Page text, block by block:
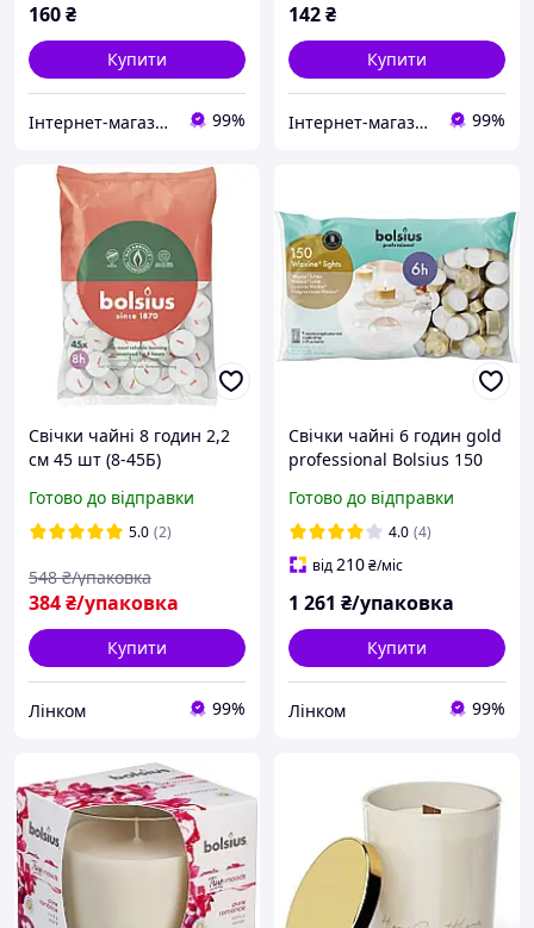
160₴
Купити
Інтернет-магазин Comoda 99%
142₴
Купити
Інтернет-магазин Comoda 99%
Свічки чайні 8 годин 2,2
см 45 шт (8-45Б)
Готово до відправки
5.0 (2)
384₴/упаковка
548 ₴/упаковка
Купити
Лінком 99%
Свічки чайні 6 годин gold
professional Bolsius 150
Готово до відправки
4.0 (4)
від210₴/міс
1 261 ₴/упаковка
Купити
Лінком 99%